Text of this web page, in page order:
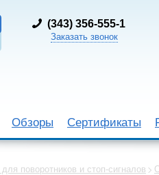
(343) 356-555-1
Заказать звонок
Обзоры Сертификаты
поворотников и стоп-сигналов